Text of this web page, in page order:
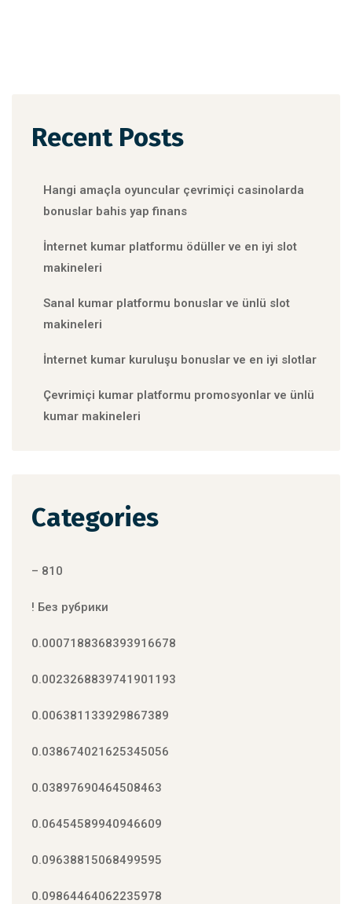
Recent Posts
Hangi amaçla oyuncular çevrimiçi casinolarda
bonuslar bahis yap finans
İnternet kumar platformu ödüller ve en iyi slot
makineleri
Sanal kumar platformu bonuslar ve ünlü slot
makineleri
İnternet kumar kuruluşu bonuslar ve en iyi slotlar
Çevrimiçi kumar platformu promosyonlar ve ünlü
kumar makineleri
Categories
– 810
! Без рубрики
0.0007188368393916678
0.0023268839741901193
0.006381133929867389
0.038674021625345056
0.03897690464508463
0.06454589940946609
0.09638815068499595
0.09864464062235978